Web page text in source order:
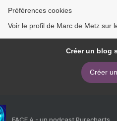
Préférences cookies
Voir le profil de Marc de Metz sur
Créer un blog
Créer